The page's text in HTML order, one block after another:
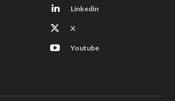
Linkedin
X
Youtube